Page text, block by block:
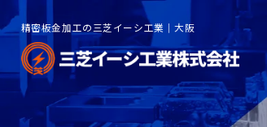
精密板金加工の三芝イーシ工業｜大阪